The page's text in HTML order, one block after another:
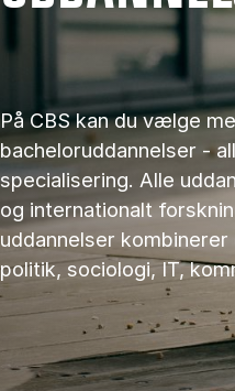
På CBS kan du vælge
bacheloruddannelser -
specialisering. Alle
og internationalt
uddannelser
politik, sociologi, IT,